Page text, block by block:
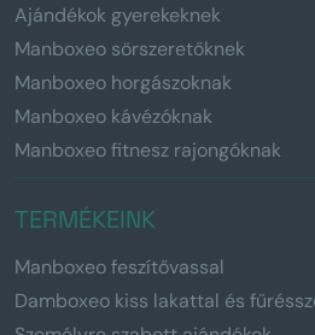
Ajándékok gyerekeknek
Manboxeo sörszeretőknek
Manboxeo horgászoknak
Manboxeo kávézóknak
Manboxeo fitnesz rajongóknak
TERMÉKEINK
Manboxeo feszítővassal
Damboxeo kiss lakattal és